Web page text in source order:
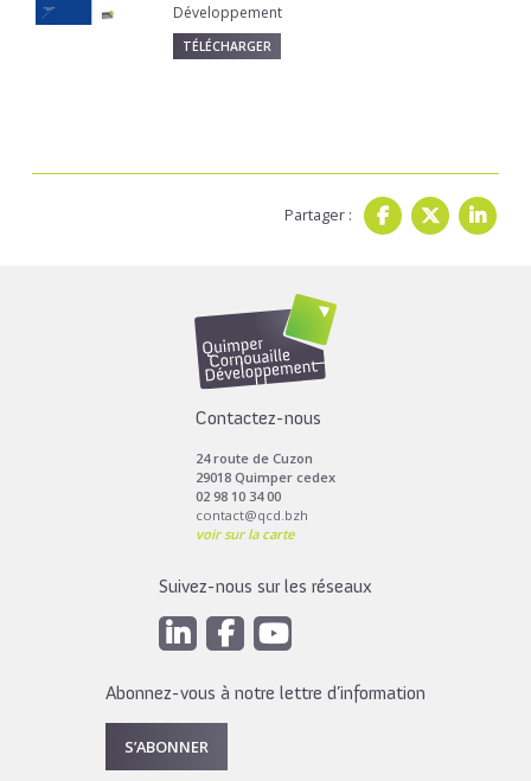
Développement
TÉLÉCHARGER
Partager :
Contactez-nous
24 route de Cuzon
29018 Quimper cedex
02 98 10 34 00
contact@qcd.bzh
voir sur la carte
Suivez-nous sur les réseaux
Abonnez-vous à notre lettre d’information
S’ABONNER